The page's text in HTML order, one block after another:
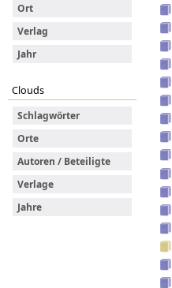
Ort
Verlag
Jahr
Clouds
Schlagwörter
Orte
Autoren / Beteiligte
Verlage
Jahre